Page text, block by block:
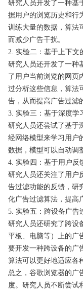
研究人员开发了一种基
据用户的浏览历史和行
训练大量的数据，算法
而减少广告干扰。
2. 实验二：基于上下文
研究人员还开发了一种
了用户当前浏览的网页
过分析这些信息，算法
告，从而提高广告过滤
3. 实验三：基于深度学
研究人员还尝试了基于
经网络模型来学习用户
数据，模型可以自动调
4. 实验四：基于用户反
研究人员还关注了用户
告过滤功能的反馈，研
化广告过滤算法，提高
5. 实验五：跨设备广告
研究人员还研究了跨设
平板、电脑等）上的广
要开发一种跨设备的广
算法可以更好地适应各
总之，谷歌浏览器的广
度。研究人员不断尝试